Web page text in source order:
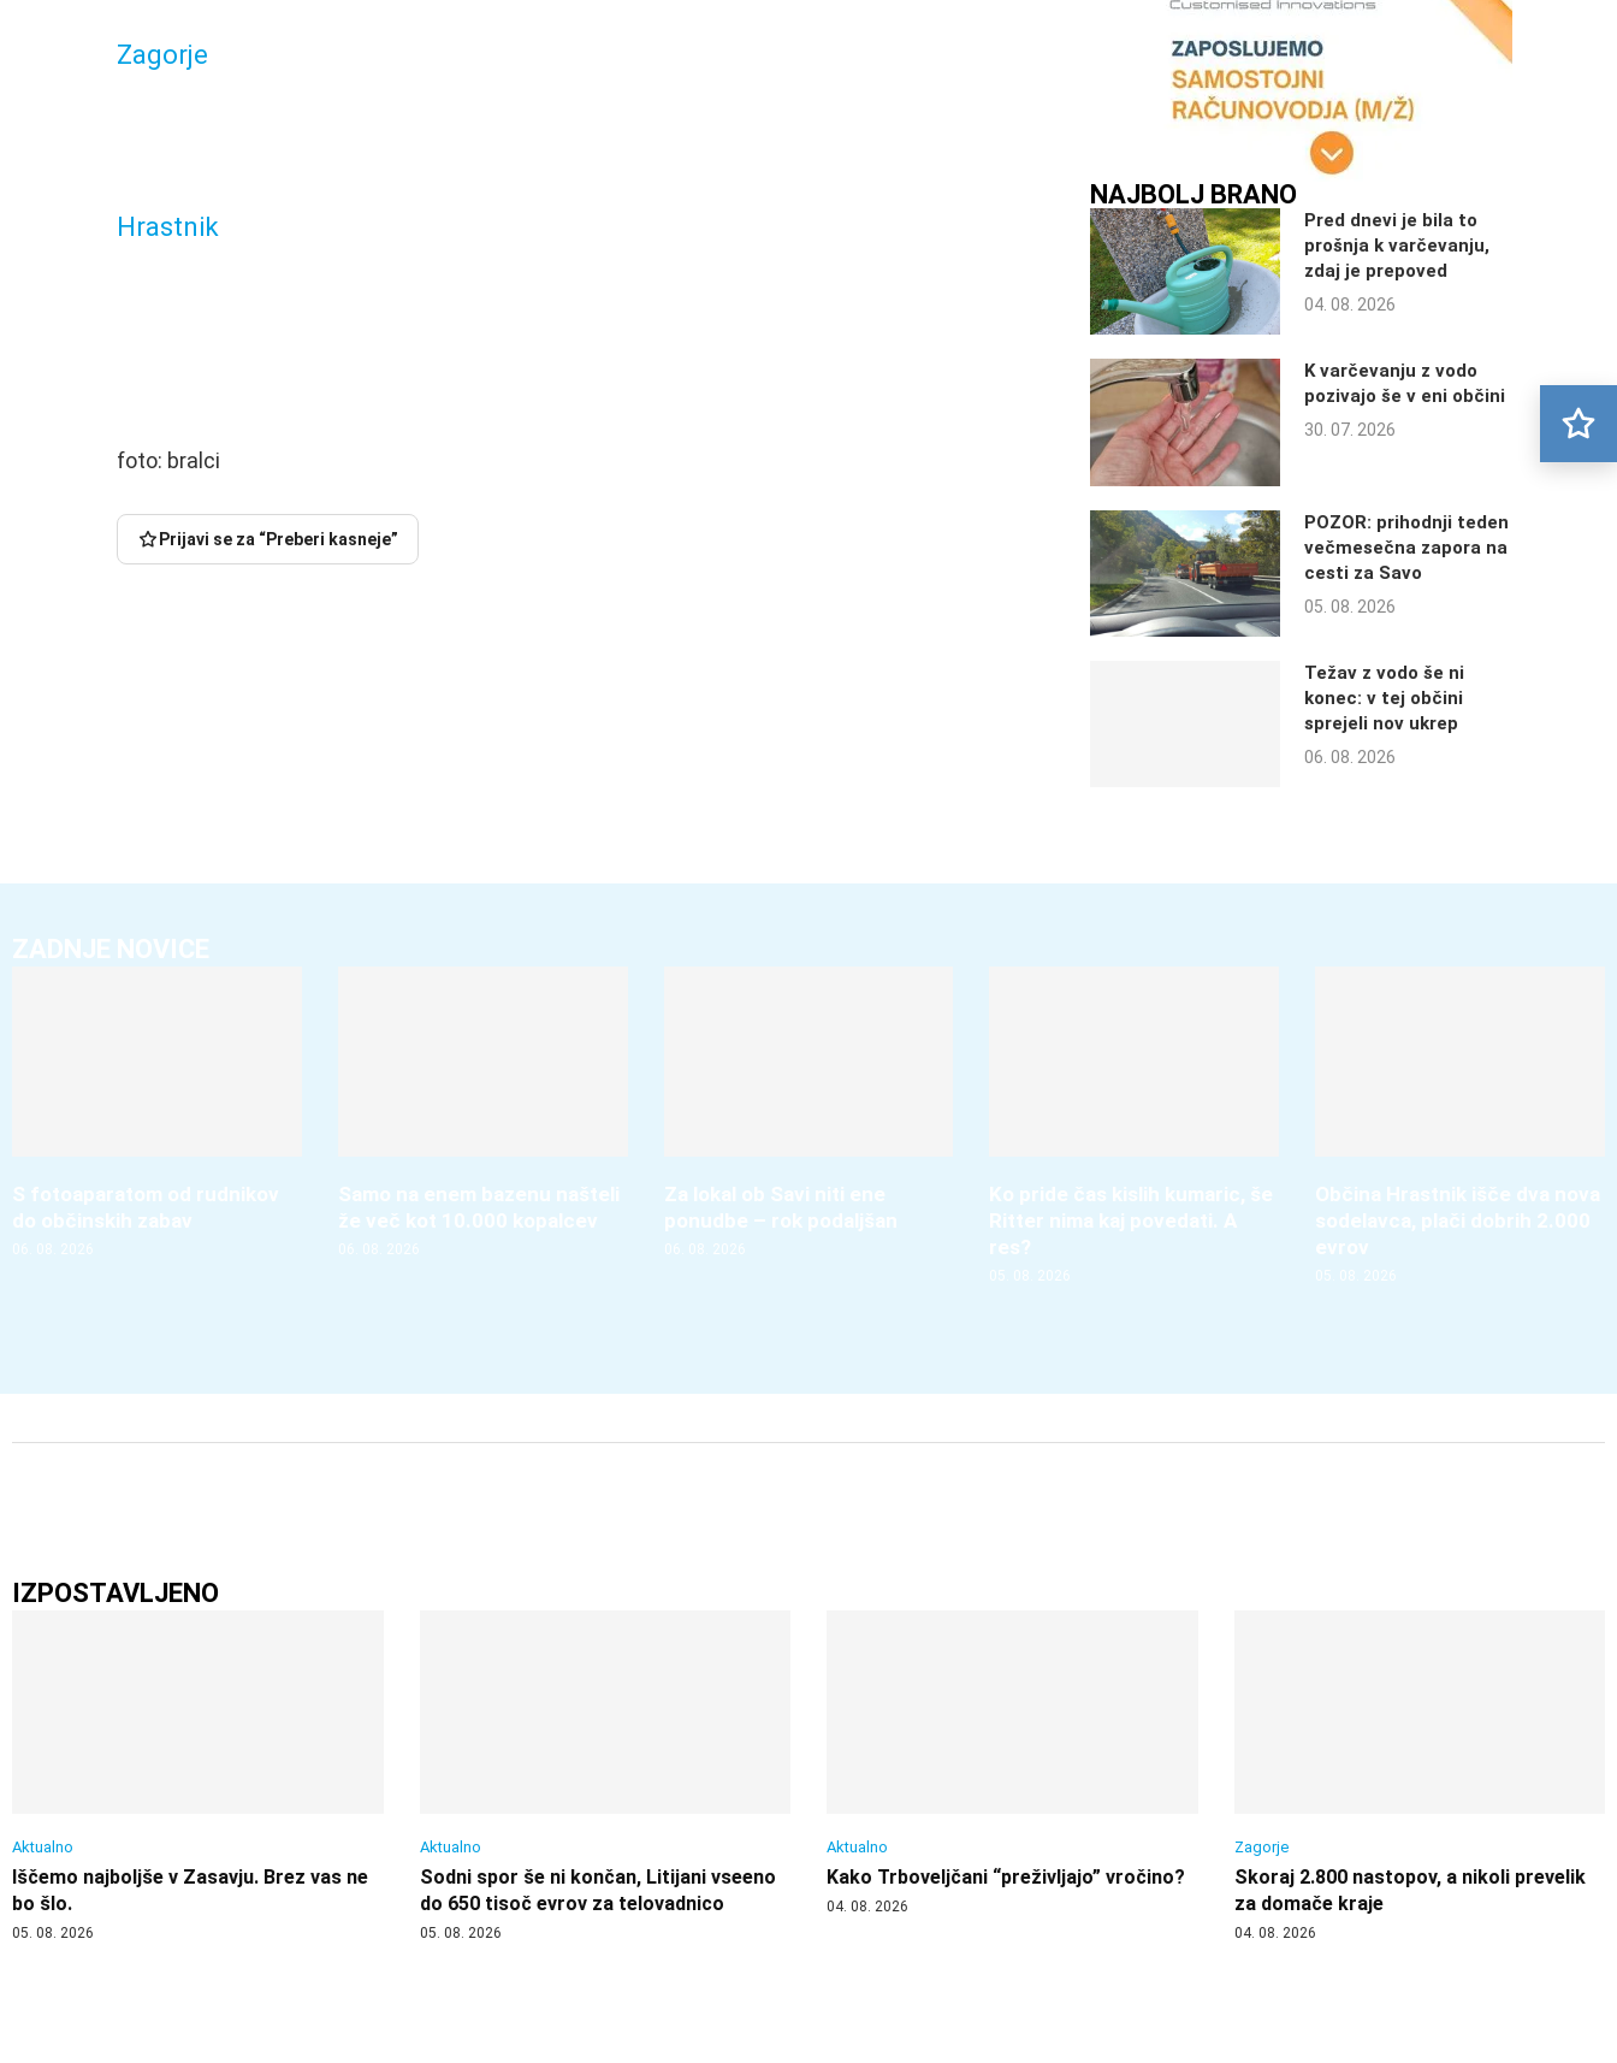
Zagorje
Hrastnik
foto: bralci
Prijavi se za “Preberi kasneje”
NAJBOLJ BRANO
Pred dnevi je bila to
prošnja k varčevanju,
zdaj je prepoved
04. 08. 2026
K varčevanju z vodo
pozivajo še v eni občini
30. 07. 2026
POZOR: prihodnji teden
večmesečna zapora na
cesti za Savo
05. 08. 2026
Težav z vodo še ni
konec: v tej občini
sprejeli nov ukrep
06. 08. 2026
ZADNJE NOVICE
S fotoaparatom od rudnikov
do občinskih zabav
06. 08. 2026
Samo na enem bazenu našteli
že več kot 10.000 kopalcev
06. 08. 2026
Za lokal ob Savi niti ene
ponudbe – rok podaljšan
06. 08. 2026
Ko pride čas kislih kumaric, še
Ritter nima kaj povedati. A
res?
05. 08. 2026
Občina Hrastnik išče dva nova
sodelavca, plači dobrih 2.000
evrov
05. 08. 2026
IZPOSTAVLJENO
Aktualno
Iščemo najboljše v Zasavju. Brez vas ne
bo šlo.
05. 08. 2026
Aktualno
Sodni spor še ni končan, Litijani vseeno
do 650 tisoč evrov za telovadnico
05. 08. 2026
Aktualno
Kako Trboveljčani “preživljajo” vročino?
04. 08. 2026
Zagorje
Skoraj 2.800 nastopov, a nikoli prevelik
za domače kraje
04. 08. 2026